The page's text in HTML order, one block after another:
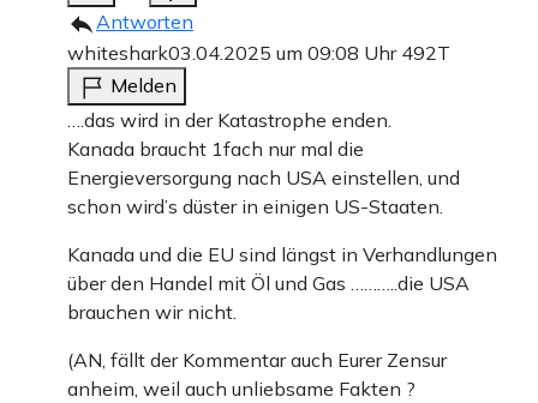
Antworten
whiteshark03.04.2025 um 09:08 Uhr 492T
Melden
….das wird in der Katastrophe enden.
Kanada braucht 1fach nur mal die
Energieversorgung nach USA einstellen, und
schon wird’s düster in einigen US-Staaten.
Kanada und die EU sind längst in Verhandlungen
über den Handel mit Öl und Gas ………..die USA
brauchen wir nicht.
(AN, fällt der Kommentar auch Eurer Zensur
anheim, weil auch unliebsame Fakten ?